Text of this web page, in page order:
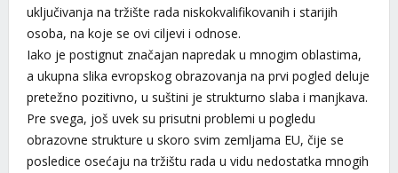
uključivanja na tržište rada niskokvalifikovanih i starijih
osoba, na koje se ovi ciljevi i odnose.
Iako je postignut značajan napredak u mnogim oblastima,
a ukupna slika evropskog obrazovanja na prvi pogled deluje
pretežno pozitivno, u suštini je strukturno slaba i manjkava.
Pre svega, još uvek su prisutni problemi u pogledu
obrazovne strukture u skoro svim zemljama EU, čije se
posledice osećaju na tržištu rada u vidu nedostatka mnogih